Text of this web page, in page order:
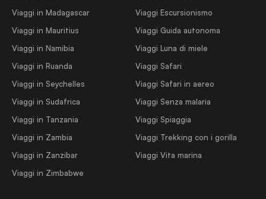
Viaggi in Madagascar
Viaggi in Mauritius
Viaggi in Namibia
Viaggi in Ruanda
Viaggi in Seychelles
Viaggi in Sudafrica
Viaggi in Tanzania
Viaggi in Zambia
Viaggi in Zanzibar
Viaggi in Zimbabwe
Viaggi Escursionismo
Viaggi Guida autonoma
Viaggi Luna di miele
Viaggi Safari
Viaggi Safari in aereo
Viaggi Senza malaria
Viaggi Spiaggia
Viaggi Trekking con i gorilla
Viaggi Vita marina